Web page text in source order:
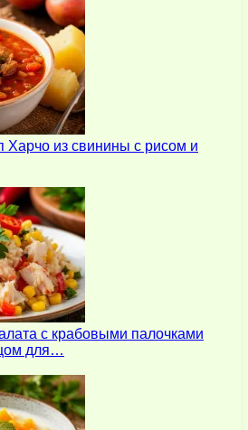
Харчо из свинины с рисом и
с крабовыми палочками
для…